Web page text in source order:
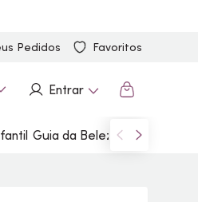
Pedidos Favoritos
Entrar
Guia da Beleza Marcas